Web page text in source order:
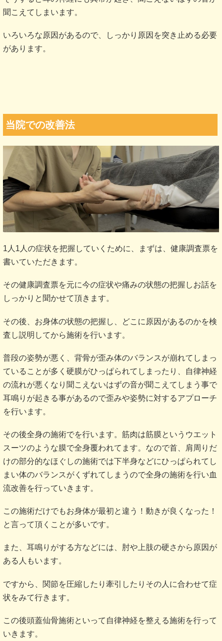
聞こえてしまいます。
いろいろな原因があるので、しっかり原因を突き止める必要
があります。
当院での改善法
1人1人の症状を把握していくために、まずは、健康調査票を
書いていただきます。
その健康調査票を元に今の症状や痛みの状態の把握しお話を
しっかりと聞かせて頂きます。
その後、お身体の状態の把握し、どこに原因があるのかを検
査し説明してから施術を行います。
普段の姿勢が悪く、背骨が歪み体のバランスが崩れてしまっ
ていることが多く硬膜がひっぱられてしまったり、自律神経
の流れが悪くなり聞こえないはずの音が聞こえてしまう事で
耳鳴りが起きる事があるので歪みや姿勢に対するアプローチ
を行います。
その後全身の施術でを行います。筋肉は筋膜というウエット
スーツのような膜で全身覆われてます。なので首、肩周りだ
けの部分的なほぐしの施術では下半身などにひっぱられてし
まい体のバランスがくずれてしまうので全身の施術を行い血
流改善を行っていきます。
この施術だけでもお身体が最初と違う！動きが良くなった！
と言って頂くことが多いです。
また、耳鳴りがする方などには、肘や上肢の硬さから原因が
ある人もいます。
ですから、関節を圧縮したり牽引したりその人に合わせて症
状をみて行きます。
この後頭蓋仙骨施術といって自律神経を整える施術を行って
いきます。